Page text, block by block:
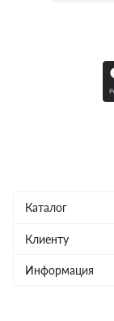
Каталог
Чемоданы
Рюкзаки
Клиенту
Магазины
Информация